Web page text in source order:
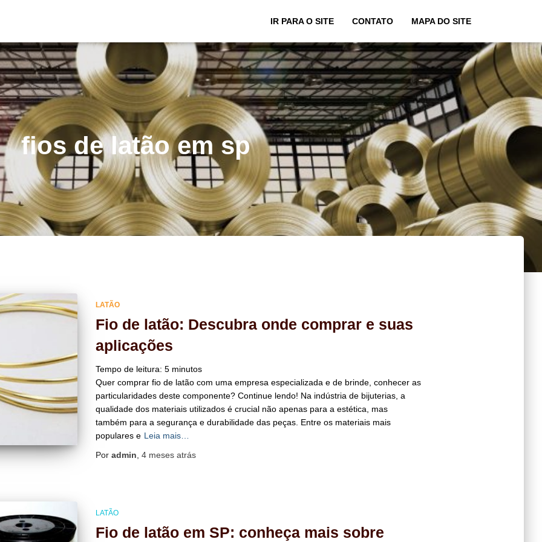
IR PARA O SITE CONTATO MAPA DO SITE
fios de latão em sp
LATÃO
Fio de latão: Descubra onde comprar e suas
aplicações
Tempo de leitura: 5 minutos
Quer comprar fio de latão com uma empresa especializada e de brinde, conhecer as
particularidades deste componente? Continue lendo! Na indústria de bijuterias, a
qualidade dos materiais utilizados é crucial não apenas para a estética, mas
também para a segurança e durabilidade das peças. Entre os materiais mais
populares e Leia mais…
Por admin 4 mesesatrás
LATÃO
Fio de latão em SP: conheça mais sobre